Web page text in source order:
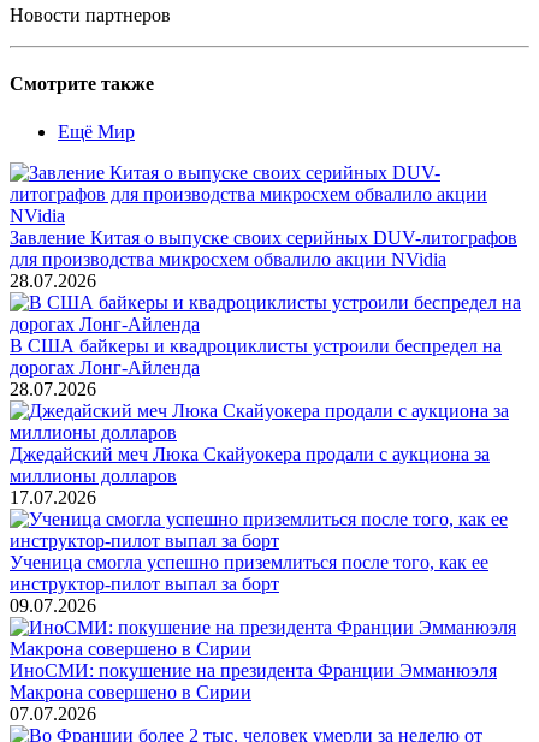
Новости партнеров
Смотрите также
Ещё Мир
Завление Китая о выпуске своих серийных DUV-литографов
для производства микросхем обвалило акции NVidia
28.07.2026
В США байкеры и квадроциклисты устроили беспредел на
дорогах Лонг-Айленда
28.07.2026
Джедайский меч Люка Скайуокера продали с аукциона за
миллионы долларов
17.07.2026
Ученица смогла успешно приземлиться после того, как ее
инструктор-пилот выпал за борт
09.07.2026
ИноСМИ: покушение на президента Франции Эмманюэля
Макрона совершено в Сирии
07.07.2026